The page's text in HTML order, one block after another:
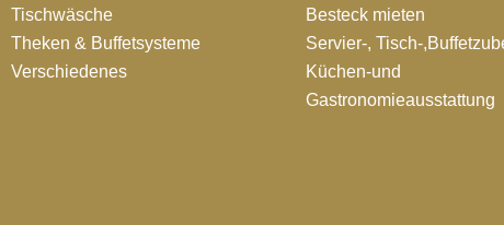
Tischwäsche
Theken & Buffetsysteme
Verschiedenes
Besteck mieten
Servier-, Tisch-
Küchen-und
Gastronomieausstattung